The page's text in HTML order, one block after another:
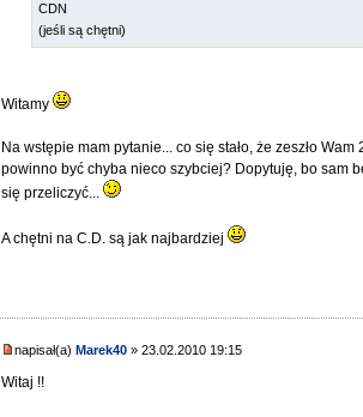
CDN
(jeśli są chętni)
Witamy
Na wstępie mam pytanie... co się stało, że zeszło
powinno być chyba nieco szybciej? Dopytuję, bo sam
się przeliczyć...
A chętni na C.D. są jak najbardziej
napisał(a) Marek40 » 23.02.2010 19:15
Witaj !!